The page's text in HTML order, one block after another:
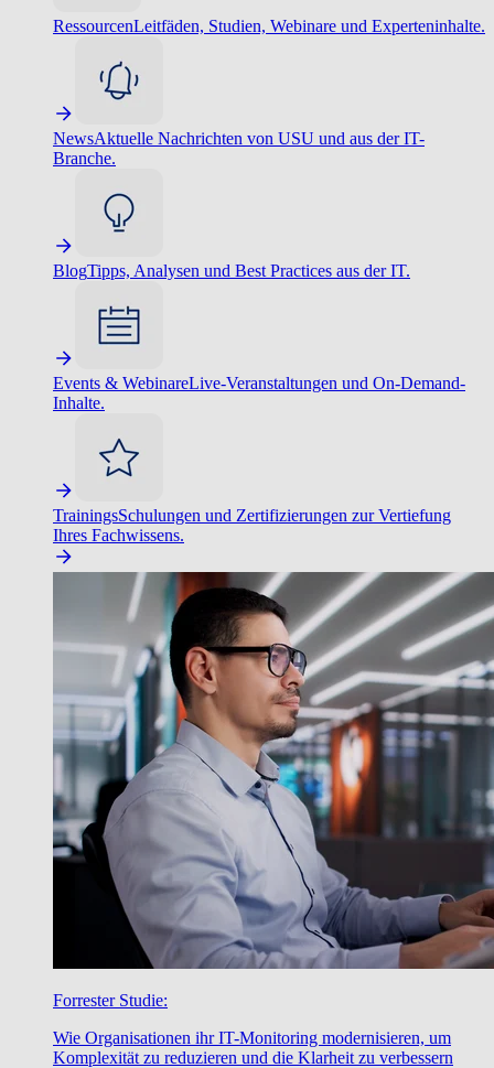
RessourcenLeitfäden, Studien, Webinare und Experteninhalte.
NewsAktuelle Nachrichten von USU und aus der IT-
Branche.
BlogTipps, Analysen und Best Practices aus der IT.
Events & WebinareLive-Veranstaltungen und On-Demand-
Inhalte.
TrainingsSchulungen und Zertifizierungen zur Vertiefung
Ihres Fachwissens.
Forrester Studie:
Wie Organisationen ihr IT-Monitoring modernisieren, um
Komplexität zu reduzieren und die Klarheit zu verbessern